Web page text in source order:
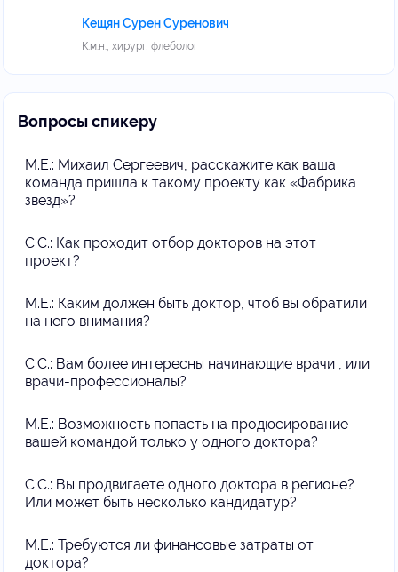
Кещян Сурен Суренович
К.м.н., хирург, флеболог
Вопросы спикеру
М.Е.: Михаил Сергеевич, расскажите как ваша
команда пришла к такому проекту как «Фабрика
звезд»?
С.С.: Как проходит отбор докторов на этот
проект?
М.Е.: Каким должен быть доктор, чтоб вы обратили
на него внимания?
С.С.: Вам более интересны начинающие врачи , или
врачи-профессионалы?
М.Е.: Возможность попасть на продюсирование
вашей командой только у одного доктора?
С.С.: Вы продвигаете одного доктора в регионе?
Или может быть несколько кандидатур?
М.Е.: Требуются ли финансовые затраты от
доктора?